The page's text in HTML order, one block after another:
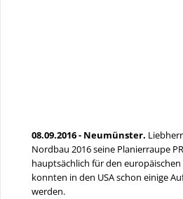
08.09.2016 - Neumünster.
Nordbau 2016 seine Planierraupe
hauptsächlich für den
konnten in den USA schon einige
werden.